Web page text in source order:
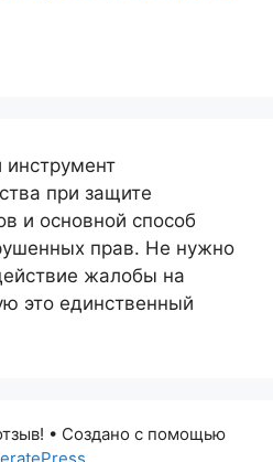
при защите
и основной способ
прав. Не нужно
жалобы на
это единственный
• Создано с помощью